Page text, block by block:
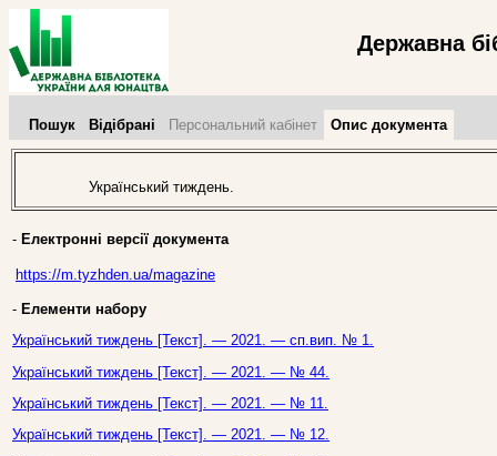
Державна
Пошук Відібрані Персональний кабінет Опис документа
Український тиждень.
- Електронні версії документа
https://m.tyzhden.ua/magazine
- Елементи набору
Український тиждень [Текст]. — 2021. — сп.вип. № 1.
Український тиждень [Текст]. — 2021. — № 44.
Український тиждень [Текст]. — 2021. — № 11.
Український тиждень [Текст]. — 2021. — № 12.